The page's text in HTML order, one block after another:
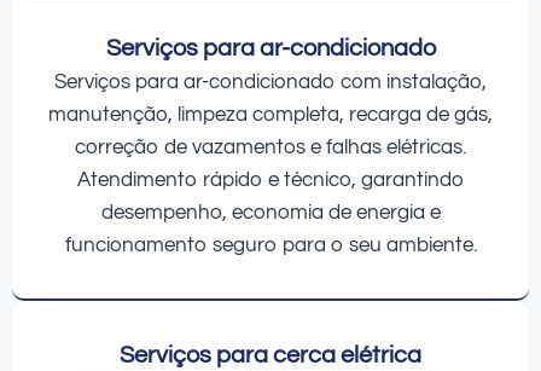
Serviços para ar-condicionado
Serviços para ar-condicionado com instalação,
manutenção, limpeza completa, recarga de gás,
correção de vazamentos e falhas elétricas.
Atendimento rápido e técnico, garantindo
desempenho, economia de energia e
funcionamento seguro para o seu ambiente.
Serviços para cerca elétrica